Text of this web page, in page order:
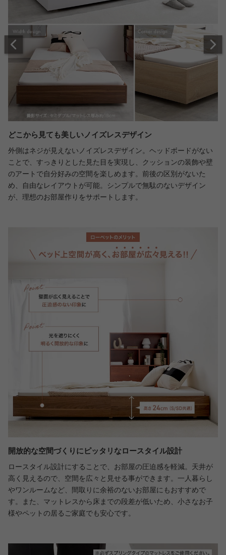
どこから見ても美しいノイズレスデザイン
外側はネジが見えないノイズレスデザイン。ヘッドボードがない
ことで、すっきりとした見た目を実現し、クッションの装飾や壁
のアートで自分好みの空間を楽しめます。前後の区別がないた
め、自由なレイアウトが可能。シンプルで無駄のないデザイン
が、理想のお部屋作りをサポートします。
開放的な空間づくりにピッタリなロースタイル設計
ロースタイル設計にすることで、お部屋の圧迫感を軽減。天井が
高く見えるので、空間を広々と見せる事ができます。一人暮らし
やワンルームなど、間取りに余裕のないお部屋にもおすすめで
す。また、マットレスから床までの段差が低いため、小さなお子
様やペットの居るご家庭でも安心です。